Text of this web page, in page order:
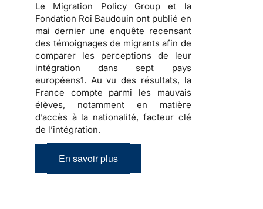
Le Migration Policy Group et la
Fondation Roi Baudouin ont publié en
mai dernier une enquête recensant
des témoignages de migrants afin de
comparer les perceptions de leur
intégration dans sept pays
européens1. Au vu des résultats, la
France compte parmi les mauvais
élèves, notamment en matière
d’accès à la nationalité, facteur clé
de l’intégration.
En savoir plus